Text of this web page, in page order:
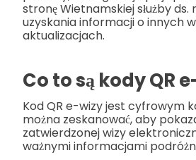
stronę Wietnamskiej służby
uzyskania informacji o innych
aktualizacjach.
Co to są kody QR
Kod QR e-wizy jest cyfrowym
można zeskanować, aby
zatwierdzonej wizy
ważnymi informacjami